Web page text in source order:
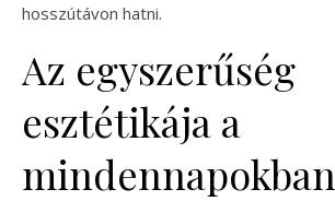
hosszútávon hatni.
Az egyszerűség
esztétikája a
mindennapokban